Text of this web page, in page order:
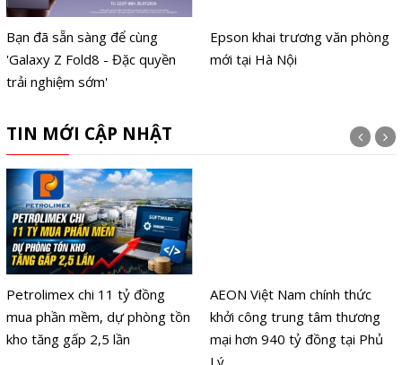
Bạn đã sẵn sàng để cùng
'Galaxy Z Fold8 - Đặc quyền
trải nghiệm sớm'
Epson khai trương văn phòng
mới tại Hà Nội
TIN MỚI CẬP NHẬT
Petrolimex chi 11 tỷ đồng
mua phần mềm, dự phòng tồn
kho tăng gấp 2,5 lần
AEON Việt Nam chính thức
khởi công trung tâm thương
mại hơn 940 tỷ đồng tại Phủ
Lý